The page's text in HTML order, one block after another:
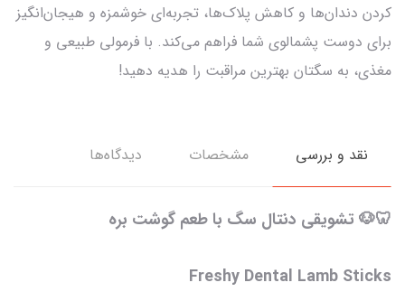
کردن دندان‌ها و کاهش پلاک‌ها، تجربه‌ای خوشمزه و هیجان‌انگیز
برای دوست پشمالوی شما فراهم می‌کند. با فرمولی طبیعی و
مغذی، به سگتان بهترین مراقبت را هدیه دهید!
نقد و بررسی مشخصات دیدگاه‌ها
🦷🐶 تشویقی دنتال سگ با طعم گوشت بره
Freshy Dental Lamb Sticks